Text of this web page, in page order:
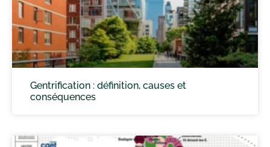
Gentrification : définition, causes et
conséquences